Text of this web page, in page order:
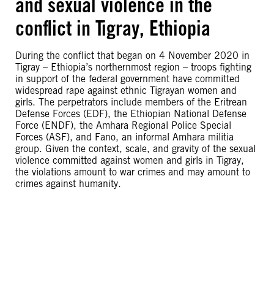
conflict in Tigray, Ethiopia
During the conflict that began on 4 November 2020 in
Tigray – Ethiopia’s northernmost region – troops fighting
in support of the federal government have committed
widespread rape against ethnic Tigrayan women and
girls. The perpetrators include members of the Eritrean
Defense Forces (EDF), the Ethiopian National Defense
Force (ENDF), the Amhara Regional Police Special
Forces (ASF), and Fano, an informal Amhara militia
group. Given the context, scale, and gravity of the sexual
violence committed against women and girls in Tigray,
the violations amount to war crimes and may amount to
crimes against humanity.